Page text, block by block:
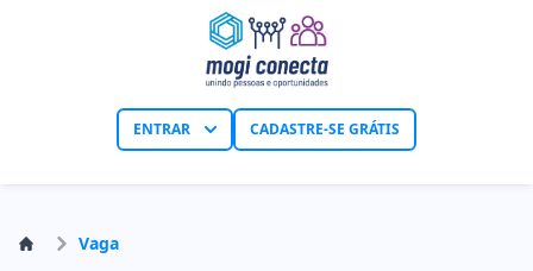
ENTRAR CADASTRE-SE GRÁTIS
Vaga